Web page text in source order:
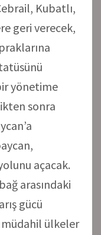
Kubatlı,
geri verecek,
yönetime
sonra
açacak.
arasındaki
gücü
ülkeler